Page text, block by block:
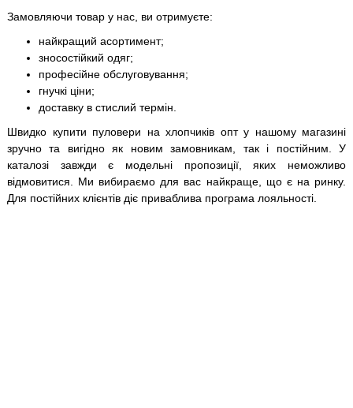
Замовляючи товар у нас, ви отримуєте:
найкращий асортимент;
зносостійкий одяг;
професійне обслуговування;
гнучкі ціни;
доставку в стислий термін.
Швидко купити пуловери на хлопчиків опт у нашому магазині
зручно та вигідно як новим замовникам, так і постійним. У
каталозі завжди є модельні пропозиції, яких неможливо
відмовитися. Ми вибираємо для вас найкраще, що є на ринку.
Для постійних клієнтів діє приваблива програма лояльності.